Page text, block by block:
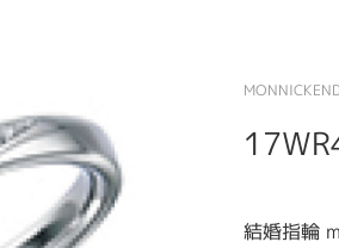
結婚指輪